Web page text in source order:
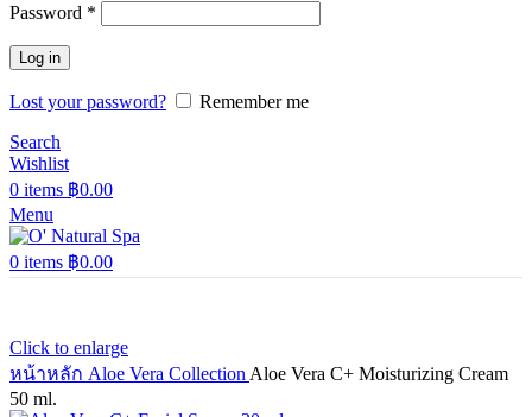
Password *
Log in
Lost your password?
Remember me
Search
Wishlist
0 items ฿0.00
Menu
0 items ฿0.00
Click to enlarge
หน้าหลัก Aloe Vera Collection Aloe Vera C+ Moisturizing Cream
50 ml.